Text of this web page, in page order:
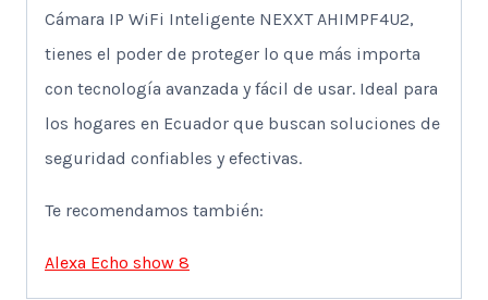
Cámara IP WiFi Inteligente NEXXT AHIMPF4U2,
tienes el poder de proteger lo que más importa
con tecnología avanzada y fácil de usar. Ideal para
los hogares en Ecuador que buscan soluciones de
seguridad confiables y efectivas.
Te recomendamos también:
Alexa Echo show 8